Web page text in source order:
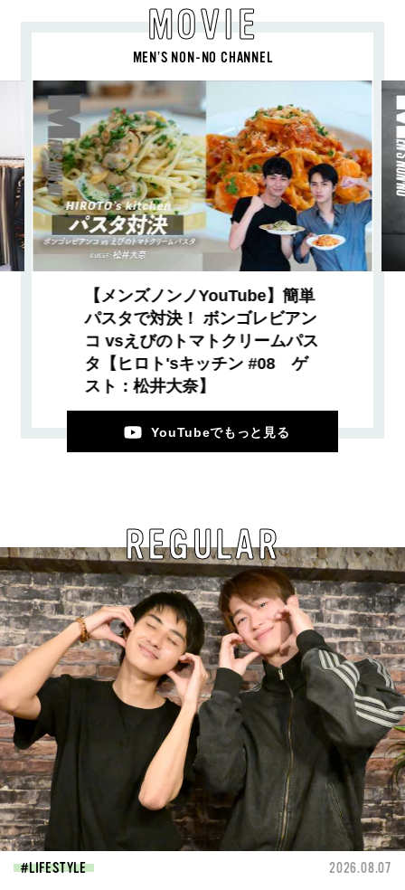
MOVIE
MEN’S NON-NO CHANNEL
【メンズノンノYouTube】簡単
パスタで対決！ ボンゴレビアン
コ vsえびのトマトクリームパス
タ【ヒロト'sキッチン #08 ゲ
スト：松井大奈】
YouTubeでもっと見る
REGULAR
LIFESTYLE 2026.08.07